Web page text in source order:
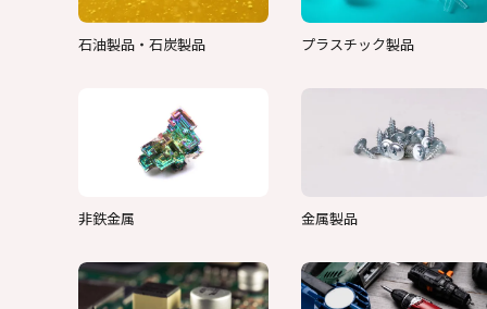
石油製品・石炭製品 プラスチック製品
非鉄金属 金属製品